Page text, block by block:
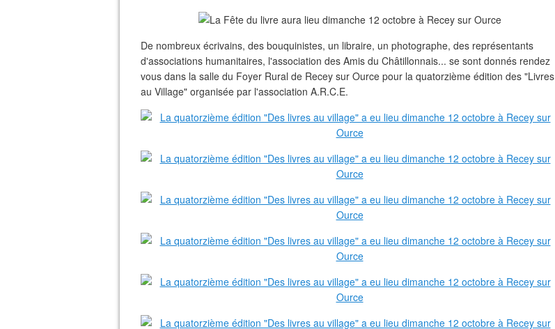
De nombreux écrivains, des bouquinistes, un libraire, un photographe, des représentants
d'associations humanitaires, l'association des Amis du Châtillonnais... se sont donnés rendez
vous dans la salle du Foyer Rural de Recey sur Ource pour la quatorzième édition des "Livres
au Village" organisée par l'association A.R.C.E.